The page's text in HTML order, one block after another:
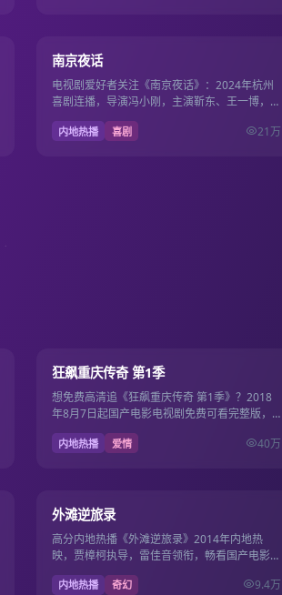
8.7
南京夜话
电视剧爱好者关注《南京夜话》：2024年杭州
喜剧连播，导演冯小刚，主演靳东、王一博，
2024年12月20日起国产电影电视剧免费全集畅
看。
内地热播 喜剧 21万
9.5
狂飙重庆传奇 第1季
想免费高清追《狂飙重庆传奇 第1季》？2018
年8月7日起国产电影电视剧免费可看完整版，
汪俊执导，肖战、成毅领衔，国产影视免费同步
超清片源。
内地热播 爱情 40万
9.5
外滩逆旅录
高分内地热播《外滩逆旅录》2014年内地热
映，贾樟柯执导，雷佳音领衔，畅看国产电影电
视剧免费，1080P流畅在线，影剧双线一站畅
看。
内地热播 奇幻 9.4万